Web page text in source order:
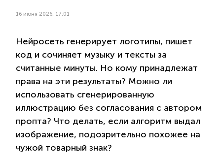
16 июня 2026, 17:01
Нейросеть генерирует логотипы, пишет
код и сочиняет музыку и тексты за
считанные минуты. Но кому принадлежат
права на эти результаты? Можно ли
использовать сгенерированную
иллюстрацию без согласования с автором
пропта? Что делать, если алгоритм выдал
изображение, подозрительно похожее на
чужой товарный знак?